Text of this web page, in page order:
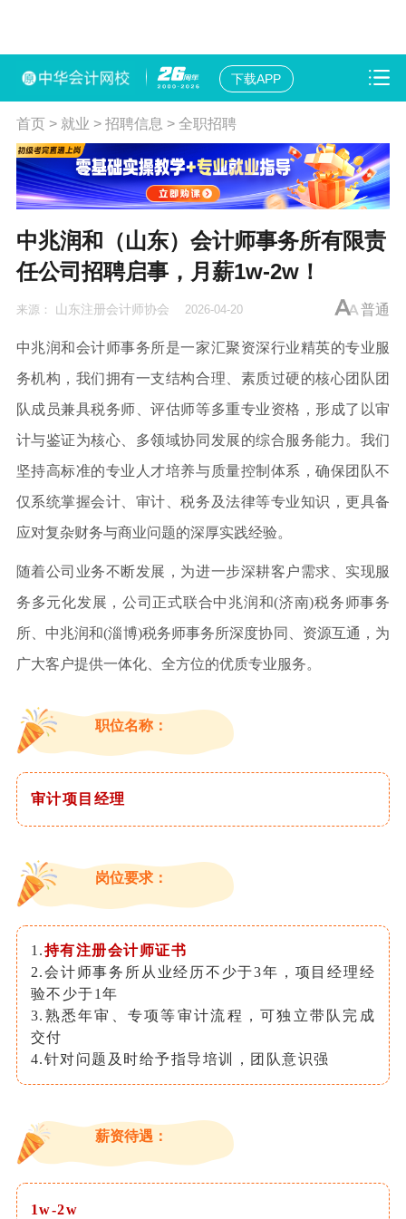
下载APP
首页> 就业 > 招聘信息 > 全职招聘
中兆润和（山东）会计师事务所有限责
任公司招聘启事，月薪1w-2w！
来源： 山东注册会计师协会 2026-04-20 普通
中兆润和会计师事务所是一家汇聚资深行业精英的专业服
务机构，我们拥有一支结构合理、素质过硬的核心团队团
队成员兼具税务师、评估师等多重专业资格，形成了以审
计与鉴证为核心、多领域协同发展的综合服务能力。我们
坚持高标准的专业人才培养与质量控制体系，确保团队不
仅系统掌握会计、审计、税务及法律等专业知识，更具备
应对复杂财务与商业问题的深厚实践经验。
随着公司业务不断发展，为进一步深耕客户需求、实现服
务多元化发展，公司正式联合中兆润和(济南)税务师事务
所、中兆润和(淄博)税务师事务所深度协同、资源互通，为
广大客户提供一体化、全方位的优质专业服务。
职位名称：
审计项目经理
岗位要求：
1.持有注册会计师证书
2.会计师事务所从业经历不少于3年，项目经理经
验不少于1年
3.熟悉年审、专项等审计流程，可独立带队完成
交付
4.针对问题及时给予指导培训，团队意识强
薪资待遇：
1w-2w